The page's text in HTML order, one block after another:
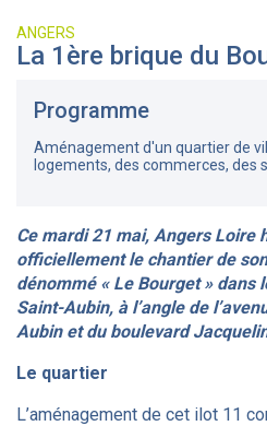
ANGERS
La 1ère brique du
Programme
Aménagement d'un quartier de
logements, des commerces, des
Ce mardi 21 mai, Angers Loire
officiellement le chantier de
dénommé « Le Bourget » dans
Saint-Aubin, à l’angle de
Aubin et du boulevard
Le quartier
L’aménagement de cet ilot 11